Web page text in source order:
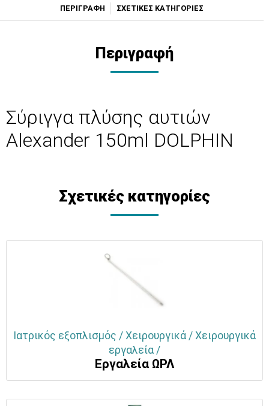
ΠΕΡΙΓΡΑΦΗ ΣΧΕΤΙΚΕΣ ΚΑΤΗΓΟΡΙΕΣ
Περιγραφή
Σύριγγα πλύσης αυτιών
Alexander 150ml DOLPHIN
Σχετικές κατηγορίες
Ιατρικός εξοπλισμός / Χειρουργικά / Χειρουργικά
εργαλεία /
Εργαλεία ΩΡΛ